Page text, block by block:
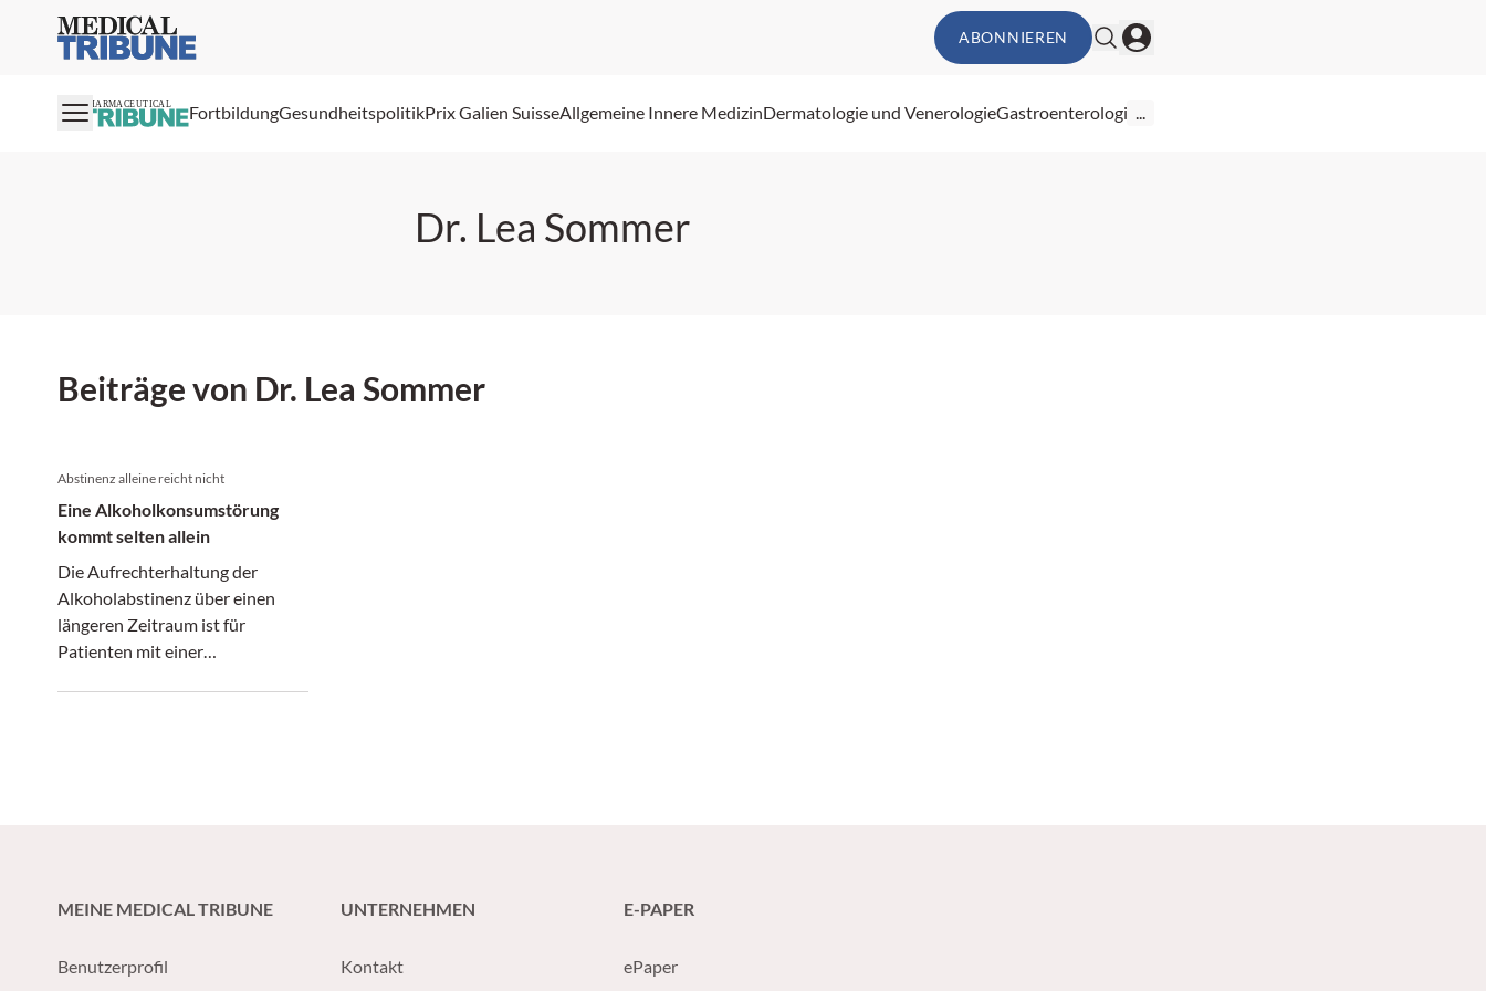
Medical Tribune ABONNIEREN
PHARMACEUTICAL FortbildungGesundheitspolitikPrix Galien SuisseAllgemeine Innere MedizinDermatologie und VenerologieGastroenterologie...
Dr. Lea Sommer
Beiträge von Dr. Lea Sommer
Abstinenz alleine reicht nicht
Eine Alkoholkonsumstörung
kommt selten allein
Die Aufrechterhaltung der
Alkoholabstinenz über einen
längeren Zeitraum ist für
Patienten mit einer
MEINE MEDICAL TRIBUNE
Benutzerprofil
UNTERNEHMEN
Kontakt
E-PAPER
ePaper